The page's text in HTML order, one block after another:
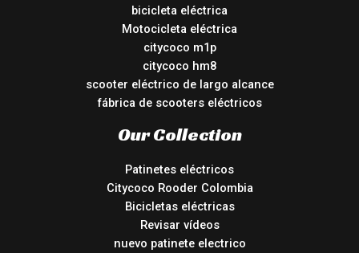
bicicleta eléctrica
Motocicleta eléctrica
citycoco m1p
citycoco hm8
scooter eléctrico de largo alcance
fábrica de scooters eléctricos
Our Collection
Patinetes eléctricos
Citycoco Rooder Colombia
Bicicletas eléctricas
Revisar vídeos
nuevo patinete electrico